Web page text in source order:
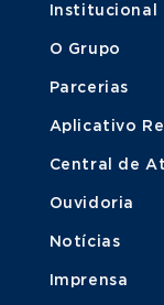
Institucional
O Grupo
Parcerias
Aplicativo
Central de
Ouvidoria
Notícias
Imprensa